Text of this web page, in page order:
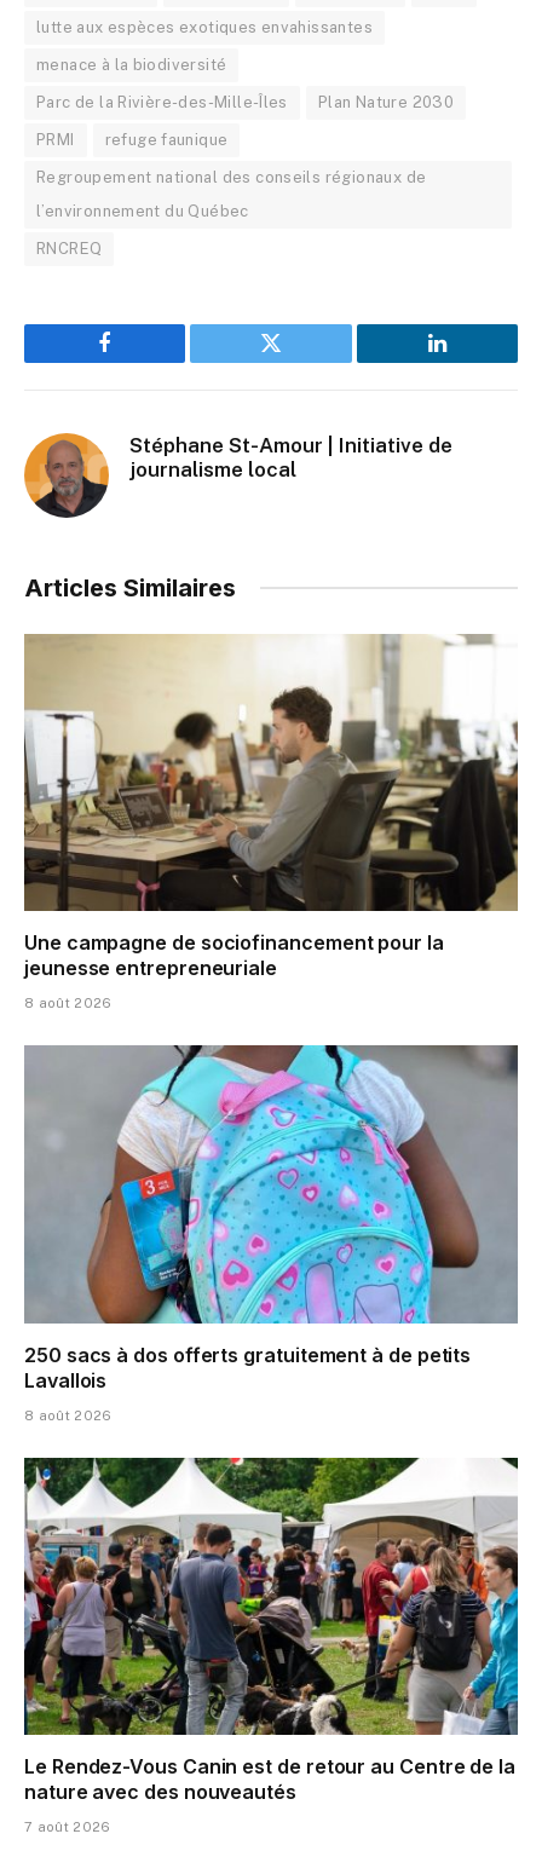
lutte aux espèces exotiques envahissantes
menace à la biodiversité
Parc de la Rivière-des-Mille-Îles Plan Nature 2030
PRMI refuge faunique
Regroupement national des conseils régionaux de
l’environnement du Québec
RNCREQ
Facebook Twitter LinkedIn
Stéphane St-Amour | Initiative de
journalisme local
Articles Similaires
Une campagne de sociofinancement pour la
jeunesse entrepreneuriale
8 août 2026
250 sacs à dos offerts gratuitement à de petits
Lavallois
8 août 2026
Le Rendez-Vous Canin est de retour au Centre de la
nature avec des nouveautés
7 août 2026